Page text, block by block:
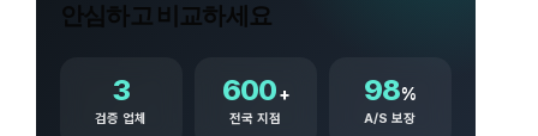
안심하고 비교하세요
3
검증 업체
600+
전국 지점
98%
A/S 보장